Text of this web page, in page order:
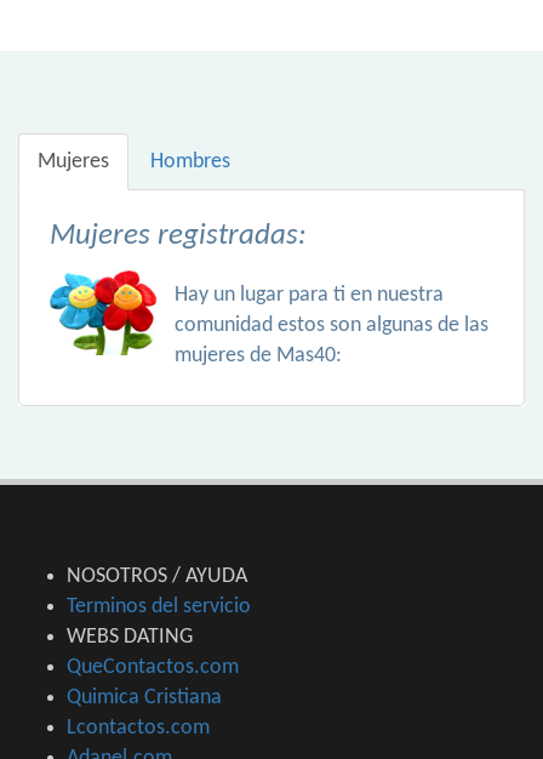
Mujeres Hombres
Mujeres registradas:
Hay un lugar para ti en nuestra
comunidad estos son algunas de las
mujeres de Mas40:
NOSOTROS / AYUDA
Terminos del servicio
WEBS DATING
QueContactos.com
Quimica Cristiana
Lcontactos.com